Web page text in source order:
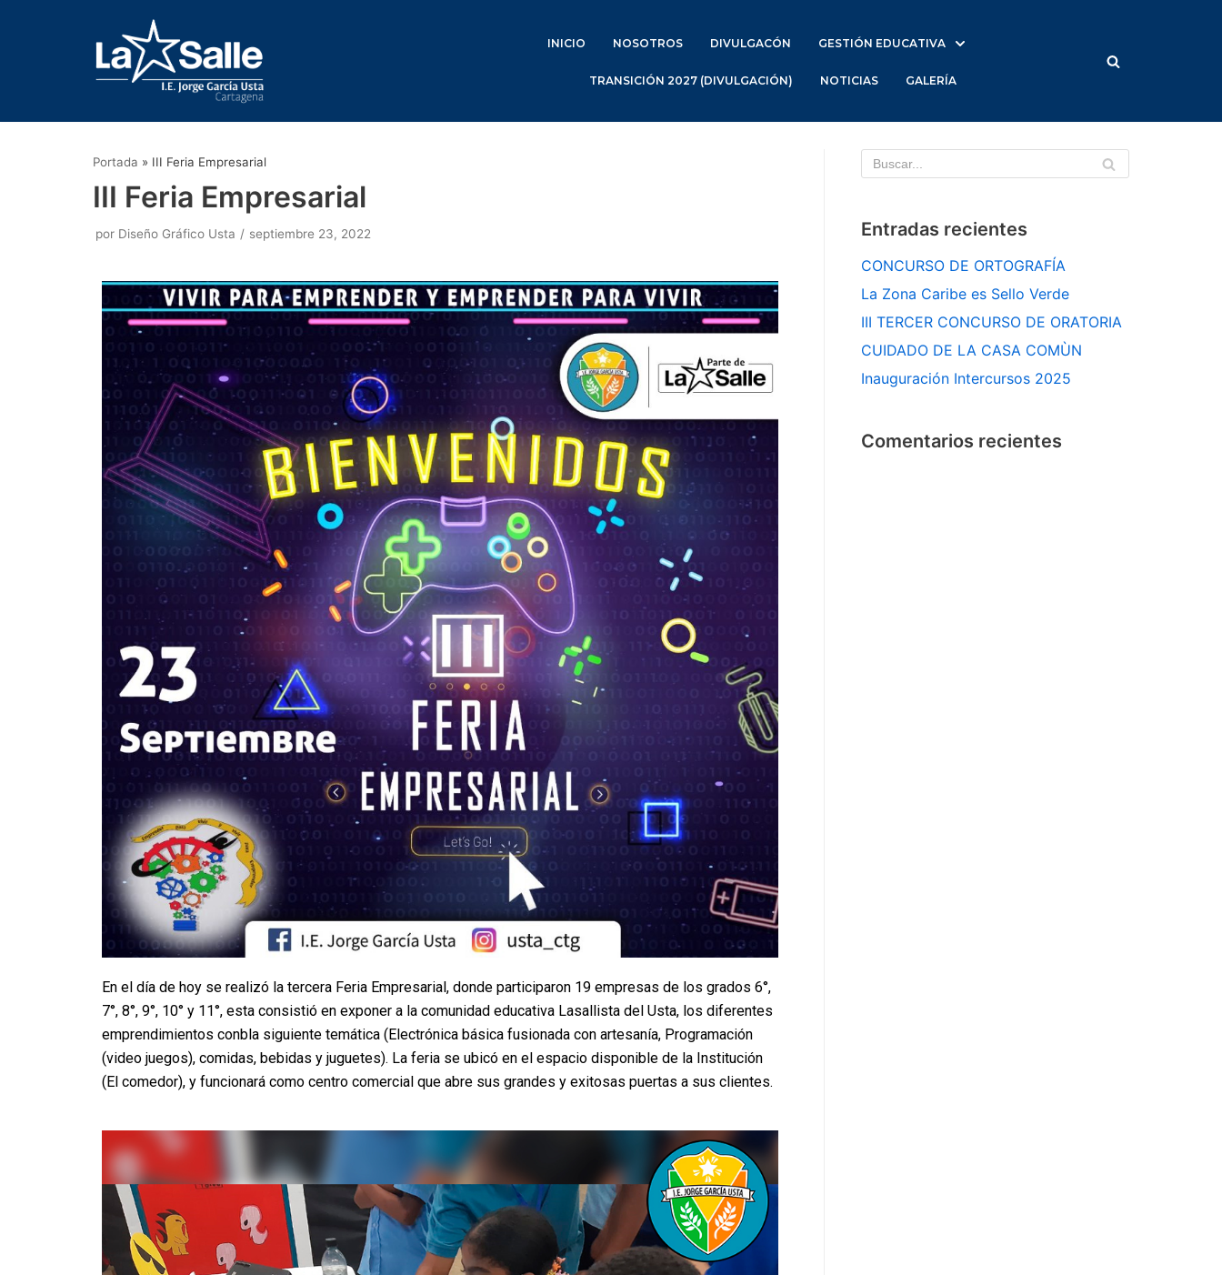
INICIO NOSOTROS DIVULGACÓN GESTIÓN EDUCATIVA
TRANSICIÓN 2027 (DIVULGACIÓN) NOTICIAS GALERÍA
Portada » III Feria Empresarial
III Feria Empresarial
por Diseño Gráfico Usta septiembre 23, 2022
En el día de hoy se realizó la tercera Feria Empresarial, donde participaron 19 empresas de los grados 6°,
7°, 8°, 9°, 10° y 11°, esta consistió en exponer a la comunidad educativa Lasallista del Usta, los diferentes
emprendimientos conbla siguiente temática (Electrónica básica fusionada con artesanía, Programación
(video juegos), comidas, bebidas y juguetes). La feria se ubicó en el espacio disponible de la Institución
(El comedor), y funcionará como centro comercial que abre sus grandes y exitosas puertas a sus clientes.
Entradas recientes
CONCURSO DE ORTOGRAFÍA
La Zona Caribe es Sello Verde
III TERCER CONCURSO DE ORATORIA
CUIDADO DE LA CASA COMÙN
Inauguración Intercursos 2025
Comentarios recientes